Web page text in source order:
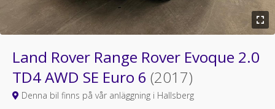
Land Rover Range Rover Evoque 2.0
TD4 AWD SE Euro 6 (2017)
Denna bil finns på vår anläggning i Hallsberg